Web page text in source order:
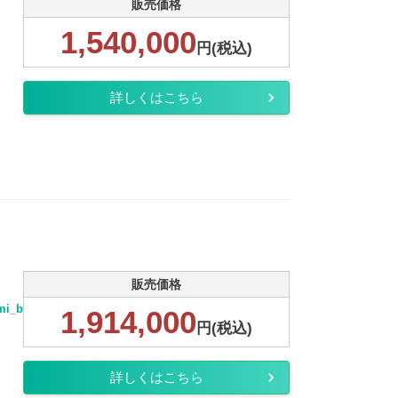
販売価格
1,540,000 円(税込)
詳しくはこちら
BKG-NPR85AR中古トラック詳細
販売価格
1,914,000 円(税込)
詳しくはこちら